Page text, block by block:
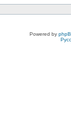
Powered by